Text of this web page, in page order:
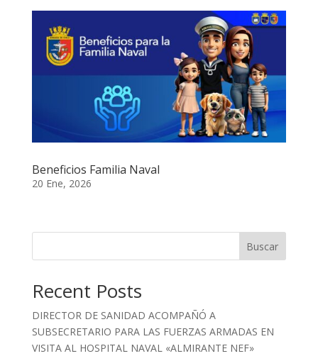
Beneficios Familia Naval
20 Ene, 2026
Buscar
Recent Posts
DIRECTOR DE SANIDAD ACOMPAÑÓ A
SUBSECRETARIO PARA LAS FUERZAS ARMADAS EN
VISITA AL HOSPITAL NAVAL «ALMIRANTE NEF»